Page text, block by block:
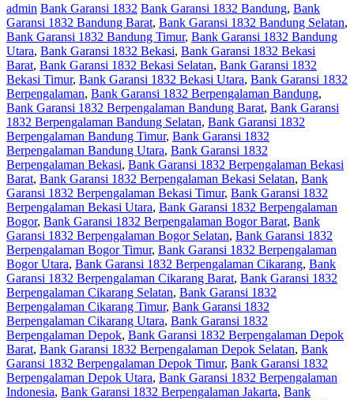
admin Bank Garansi 1832 Bank Garansi 1832 Bandung, Bank
Garansi 1832 Bandung Barat, Bank Garansi 1832 Bandung Selatan,
Bank Garansi 1832 Bandung Timur, Bank Garansi 1832 Bandung
Utara, Bank Garansi 1832 Bekasi, Bank Garansi 1832 Bekasi
Barat, Bank Garansi 1832 Bekasi Selatan, Bank Garansi 1832
Bekasi Timur, Bank Garansi 1832 Bekasi Utara, Bank Garansi 1832
Berpengalaman, Bank Garansi 1832 Berpengalaman Bandung,
Bank Garansi 1832 Berpengalaman Bandung Barat, Bank Garansi
1832 Berpengalaman Bandung Selatan, Bank Garansi 1832
Berpengalaman Bandung Timur, Bank Garansi 1832
Berpengalaman Bandung Utara, Bank Garansi 1832
Berpengalaman Bekasi, Bank Garansi 1832 Berpengalaman Bekasi
Barat, Bank Garansi 1832 Berpengalaman Bekasi Selatan, Bank
Garansi 1832 Berpengalaman Bekasi Timur, Bank Garansi 1832
Berpengalaman Bekasi Utara, Bank Garansi 1832 Berpengalaman
Bogor, Bank Garansi 1832 Berpengalaman Bogor Barat, Bank
Garansi 1832 Berpengalaman Bogor Selatan, Bank Garansi 1832
Berpengalaman Bogor Timur, Bank Garansi 1832 Berpengalaman
Bogor Utara, Bank Garansi 1832 Berpengalaman Cikarang, Bank
Garansi 1832 Berpengalaman Cikarang Barat, Bank Garansi 1832
Berpengalaman Cikarang Selatan, Bank Garansi 1832
Berpengalaman Cikarang Timur, Bank Garansi 1832
Berpengalaman Cikarang Utara, Bank Garansi 1832
Berpengalaman Depok, Bank Garansi 1832 Berpengalaman Depok
Barat, Bank Garansi 1832 Berpengalaman Depok Selatan, Bank
Garansi 1832 Berpengalaman Depok Timur, Bank Garansi 1832
Berpengalaman Depok Utara, Bank Garansi 1832 Berpengalaman
Indonesia, Bank Garansi 1832 Berpengalaman Jakarta, Bank